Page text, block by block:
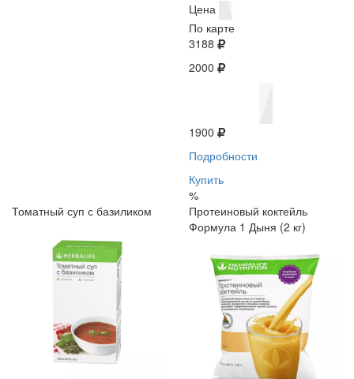
Цена
По карте
3188
2000
1900
Подробности
Купить
%
Томатный суп с базиликом
Протеиновый коктейль
Формула 1 Дыня (2 кг)